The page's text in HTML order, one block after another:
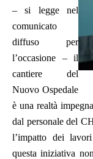
– si legge nel
comunicato
diffuso per
l’occasione – il
cantiere del
Nuovo Ospedale
è una realtà
dal personale del
l’impatto dei
questa iniziativa